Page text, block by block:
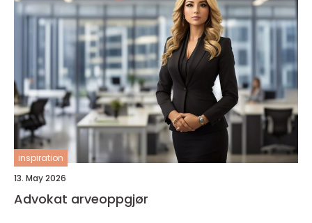
inspiration
13. May 2026
Advokat arveoppgjør